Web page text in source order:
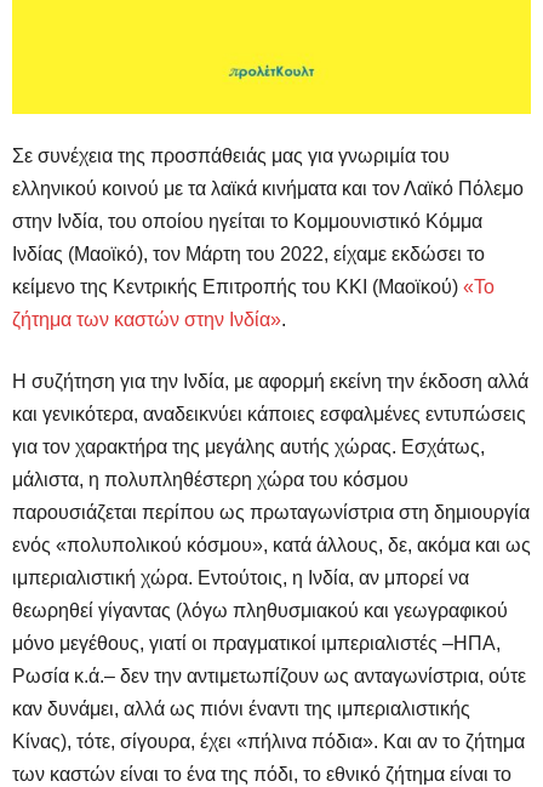
Σε συνέχεια της προσπάθειάς μας για γνωριμία του
ελληνικού κοινού με τα λαϊκά κινήματα και τον Λαϊκό Πόλεμο
στην Ινδία, του οποίου ηγείται το Κομμουνιστικό Κόμμα
Ινδίας (Μαοϊκό), τον Μάρτη του 2022, είχαμε εκδώσει το
κείμενο της Κεντρικής Επιτροπής του ΚΚΙ (Μαοϊκού) «Το
ζήτημα των καστών στην Ινδία».
Η συζήτηση για την Ινδία, με αφορμή εκείνη την έκδοση αλλά
και γενικότερα, αναδεικνύει κάποιες εσφαλμένες εντυπώσεις
για τον χαρακτήρα της μεγάλης αυτής χώρας. Εσχάτως,
μάλιστα, η πολυπληθέστερη χώρα του κόσμου
παρουσιάζεται περίπου ως πρωταγωνίστρια στη δημιουργία
ενός «πολυπολικού κόσμου», κατά άλλους, δε, ακόμα και ως
ιμπεριαλιστική χώρα. Εντούτοις, η Ινδία, αν μπορεί να
θεωρηθεί γίγαντας (λόγω πληθυσμιακού και γεωγραφικού
μόνο μεγέθους, γιατί οι πραγματικοί ιμπεριαλιστές –ΗΠΑ,
Ρωσία κ.ά.– δεν την αντιμετωπίζουν ως ανταγωνίστρια, ούτε
καν δυνάμει, αλλά ως πιόνι έναντι της ιμπεριαλιστικής
Κίνας), τότε, σίγουρα, έχει «πήλινα πόδια». Και αν το ζήτημα
των καστών είναι το ένα της πόδι, το εθνικό ζήτημα είναι το